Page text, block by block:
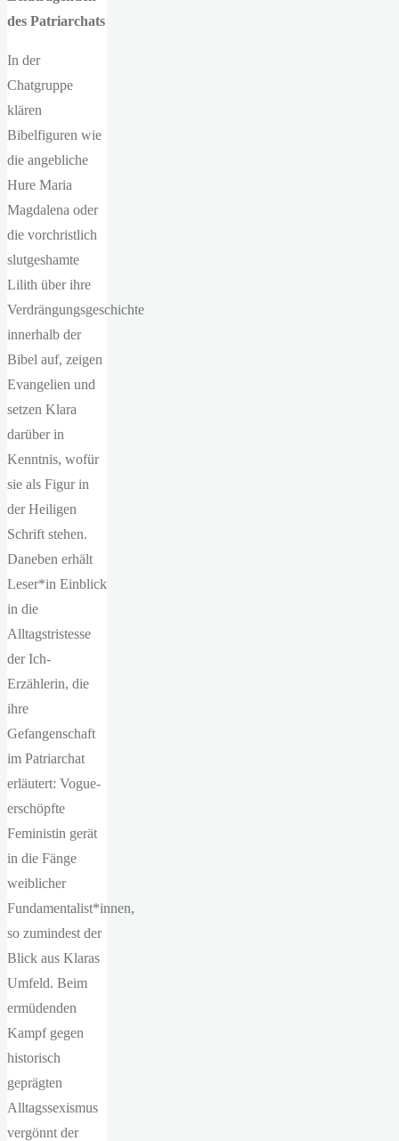
des Patriarchats
In der
Chatgruppe
klären
Bibelfiguren wie
die angebliche
Hure Maria
Magdalena oder
die vorchristlich
slutgeshamte
Lilith über ihre
Verdrängungsgeschichte
innerhalb der
Bibel auf, zeigen
Evangelien und
setzen Klara
darüber in
Kenntnis, wofür
sie als Figur in
der Heiligen
Schrift stehen.
Daneben erhält
Leser*in Einblick
in die
Alltagstristesse
der Ich-
Erzählerin, die
ihre
Gefangenschaft
im Patriarchat
erläutert: Vogue-
erschöpfte
Feministin gerät
in die Fänge
weiblicher
Fundamentalist*innen,
so zumindest der
Blick aus Klaras
Umfeld. Beim
ermüdenden
Kampf gegen
historisch
geprägten
Alltagssexismus
vergönnt der